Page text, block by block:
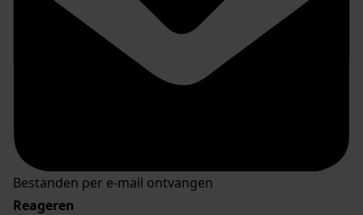
Bestanden per e-mail ontvangen
Reageren